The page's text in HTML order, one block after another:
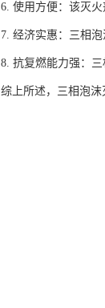
6. 使用方便：该灭
7. 经济实惠：三相
8. 抗复燃能力强：
综上所述，三相泡沫